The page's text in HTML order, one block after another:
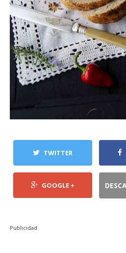
TWITTER
GOOGLE +
Publicidad